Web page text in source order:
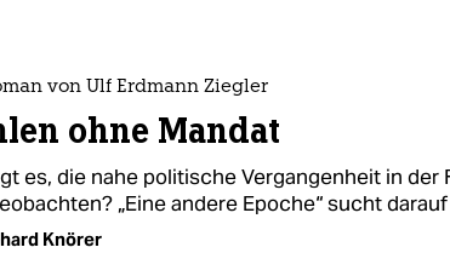
von Ulf Erdmann Ziegler
ohne Mandat
es, die nahe politische Vergangenheit in der
„Eine andere Epoche“ sucht
Knörer